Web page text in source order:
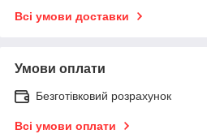
Всі умови доставки
Умови оплати
Безготівковий розрахунок
Всі умови оплати